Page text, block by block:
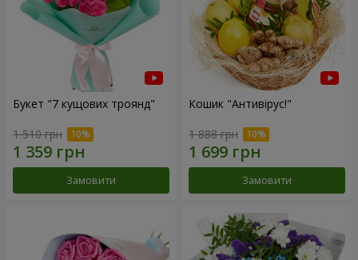
Букет "7 кущових троянд"
1 510 грн
Замовити
Кошик "Антивірус!"
1 888 грн
Замовити